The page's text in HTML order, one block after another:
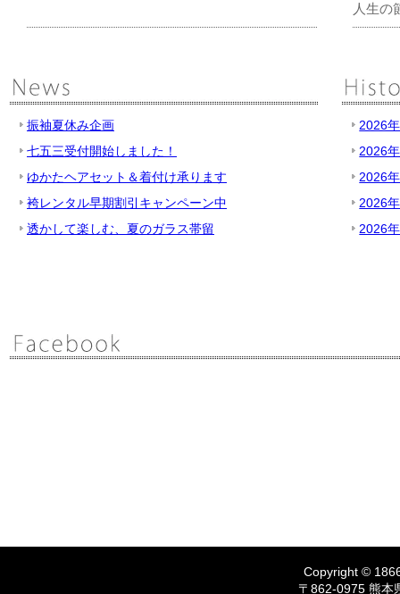
人生の
振袖夏休み企画
七五三受付開始しました！
ゆかたヘアセット＆着付け承ります
袴レンタル早期割引キャンペーン中
透かして楽しむ、夏のガラス帯留
2026
2026
2026
2026
2026
Copyright ©
〒862-0975 熊本